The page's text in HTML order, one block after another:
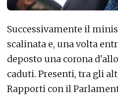
Successivamente il
scalinata e, una volta
deposto una corona
caduti. Presenti, tra gli
Rapporti con il